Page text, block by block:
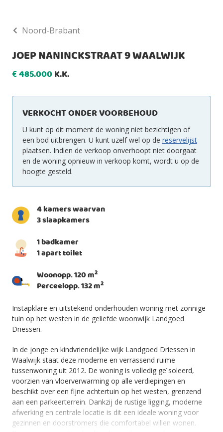
Noord-Brabant
JOEP NANINCKSTRAAT 9 WAALWIJK
€485.000K.K.
VERKOCHT ONDER VOORBEHOUD
U kunt op dit moment de woning niet bezichtigen of
een bod uitbrengen. U kunt uzelf wel op de reservelijst
plaatsen. Indien de verkoop onverhoopt niet doorgaat
en de woning opnieuw in verkoop komt, wordt u op de
hoogte gesteld.
4 kamers waarvan
3 slaapkamers
1 badkamer
1 apart toilet
Woonopp. 120 m2
Perceelopp. 132 m2
Instapklare en uitstekend onderhouden woning met zonnige
tuin op het westen in de geliefde woonwijk Landgoed
Driessen.
In de jonge en kindvriendelijke wijk Landgoed Driessen in
Waalwijk staat deze moderne en verrassend ruime
tussenwoning uit 2012. De woning is volledig geïsoleerd,
voorzien van vloerverwarming op alle verdiepingen en
beschikt over een fijne achtertuin op het westen, grenzend
aan een parkeerterrein. Dankzij de rustige ligging, moderne
afwerking en centrale locatie is dit een ideale woning voor
gezinnen en doorstromers die comfortabel willen wonen.